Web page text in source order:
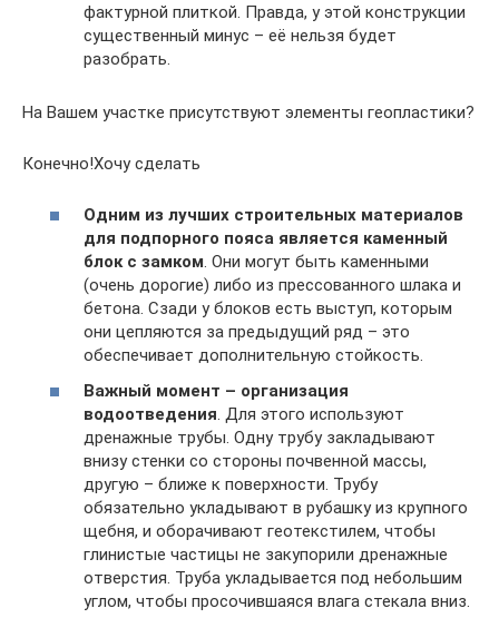
фактурной плиткой. Правда, у этой конструкции
существенный минус – её нельзя будет
разобрать.
На Вашем участке присутствуют элементы геопластики?
Конечно!Хочу сделать
Одним из лучших строительных материалов
для подпорного пояса является каменный
блок с замком. Они могут быть каменными
(очень дорогие) либо из прессованного шлака и
бетона. Сзади у блоков есть выступ, которым
они цепляются за предыдущий ряд – это
обеспечивает дополнительную стойкость.
Важный момент – организация
водоотведения . Для этого используют
дренажные трубы. Одну трубу закладывают
внизу стенки со стороны почвенной массы,
другую – ближе к поверхности. Трубу
обязательно укладывают в рубашку из крупного
щебня, и оборачивают геотекстилем, чтобы
глинистые частицы не закупорили дренажные
отверстия. Труба укладывается под небольшим
углом, чтобы просочившаяся влага стекала вниз.